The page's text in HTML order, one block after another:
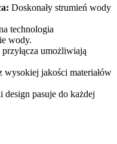
Doskonały strumień wody
technologia
wody.
umożliwiają
wysokiej jakości materiałów
design pasuje do każdej